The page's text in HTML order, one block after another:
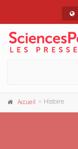
Accueil Histoire